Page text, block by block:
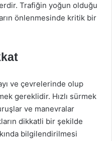
Trafiğin yoğun olduğu
önlenmesinde kritik bir
ve çevrelerinde olup
gereklidir. Hızlı sürmek
ve manevralar
dikkatli bir şekilde
bilgilendirilmesi